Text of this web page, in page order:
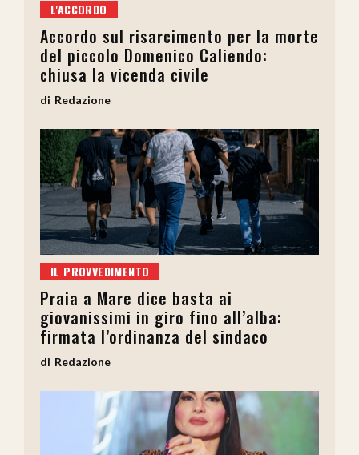
L'ACCORDO
Accordo sul risarcimento per la morte
del piccolo Domenico Caliendo:
chiusa la vicenda civile
Redazione
IL PROVVEDIMENTO
Praia a Mare dice basta ai
giovanissimi in giro fino all’alba:
firmata l’ordinanza del sindaco
Redazione